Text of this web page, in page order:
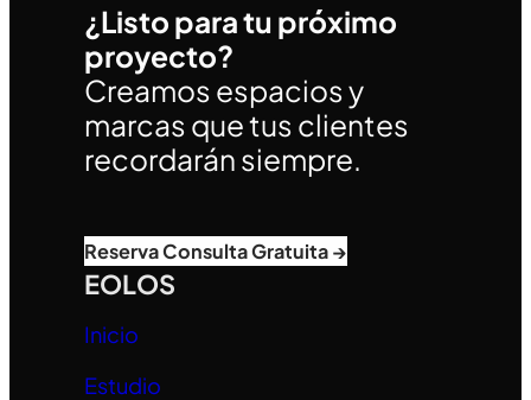
¿Listo para tu próximo
proyecto?
Creamos espacios y
marcas que tus clientes
recordarán siempre.
Reserva Consulta Gratuita →
EOLOS
Inicio
Estudio